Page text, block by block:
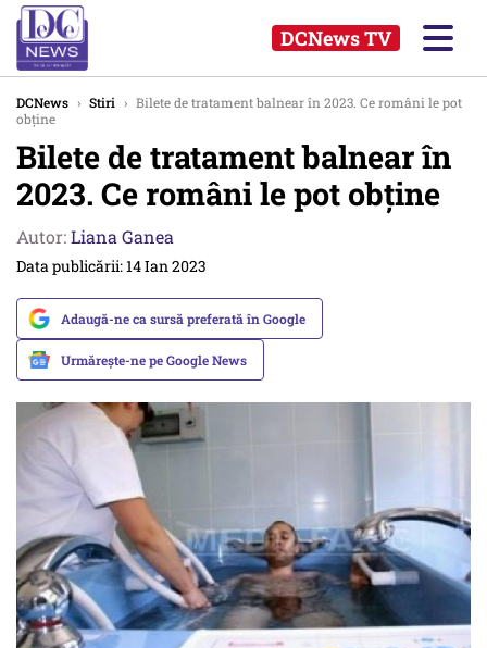
DCNews TV
DCNews › Stiri › Bilete de tratament balnear în 2023. Ce români le pot
obține
Bilete de tratament balnear în
2023. Ce români le pot obține
Autor:Liana Ganea
Data publicării: 14 Ian 2023
Adaugă-ne ca sursă preferată în Google
Urmărește-ne pe Google News